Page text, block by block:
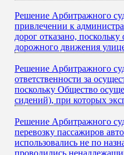
Решение Арбитражного
привлечении к
дорог отказано,
дорожного движения
Решение Арбитражного
ответственности за
поскольку Общество
сидений), при которых
Решение Арбитражного
перевозку пассажиров
использовались не по
проводились